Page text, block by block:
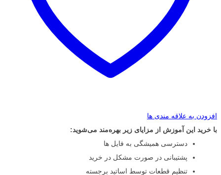
افزودن به علاقه مندی ها
با خرید این آموزش از مزایای زیر بهره‌مند می‌شوید:
دسترسی همیشگی به فایل ها
پشتیبانی در صورت مشکل در خرید
تنظیم قطعات توسط اساتید برجسته